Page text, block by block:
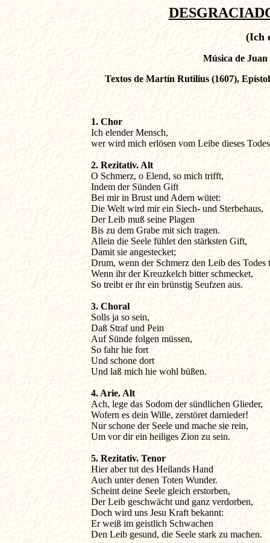
(Ich
Música de Juan
Textos de Martín Rutilius (1607),
1. Chor
Ich elender Mensch,
wer wird mich erlösen vom Leibe dieses
2. Rezitativ. Alt
O Schmerz, o Elend, so mich trifft,
Indem der Sünden Gift
Bei mir in Brust und Adern wütet:
Die Welt wird mir ein Siech- und Sterbehaus,
Der Leib muß seine Plagen
Bis zu dem Grabe mit sich tragen.
Allein die Seele fühlet den stärksten Gift,
Damit sie angestecket;
Drum, wenn der Schmerz den Leib des Todes
Wenn ihr der Kreuzkelch bitter schmecket,
So treibt er ihr ein brünstig Seufzen aus.
3. Choral
Solls ja so sein,
Daß Straf und Pein
Auf Sünde folgen müssen,
So fahr hie fort
Und schone dort
Und laß mich hie wohl büßen.
4. Arie. Alt
Ach, lege das Sodom der sündlichen Glieder,
Wofern es dein Wille, zerstöret darnieder!
Nur schone der Seele und mache sie rein,
Um vor dir ein heiliges Zion zu sein.
5. Rezitativ. Tenor
Hier aber tut des Heilands Hand
Auch unter denen Toten Wunder.
Scheint deine Seele gleich erstorben,
Der Leib geschwächt und ganz verdorben,
Doch wird uns Jesu Kraft bekannt:
Er weiß im geistlich Schwachen
Den Leib gesund, die Seele stark zu machen.